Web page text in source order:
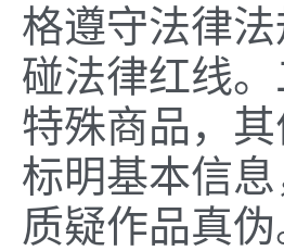
格遵守法律
碰法律红线。
特殊商品，
标明基本信
质疑作品真